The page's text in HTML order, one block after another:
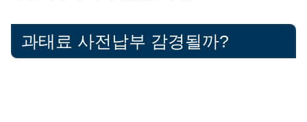
과태료 사전납부 감경될까?